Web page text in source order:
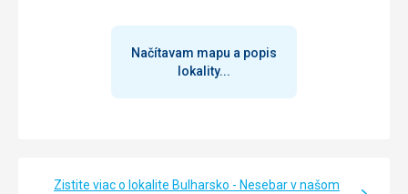
Načítavam mapu a popis
lokality...
Zistite viac o lokalite Bulharsko - Nesebar v našom